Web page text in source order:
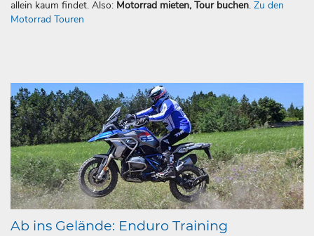
allein kaum findet. Also: Motorrad mieten, Tour buchen. Zu den
Motorrad Touren
Ab ins Gelände: Enduro Training